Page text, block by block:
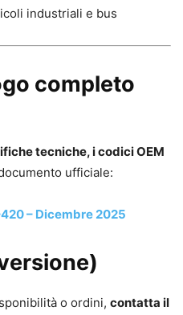
industriali e bus
completo
tecniche, i codici OEM
ufficiale:
– Dicembre 2025
o ordini, contatta il